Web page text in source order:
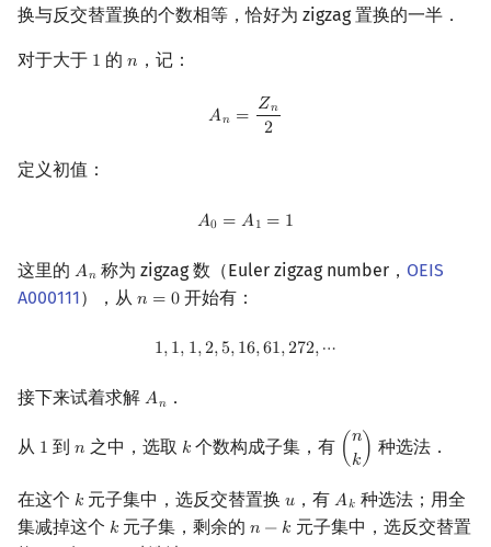
换与反交替置换的个数相等，恰好为 zigzag 置换的一半．
对于大于 1
1 的 𝑛
n ，记：
𝐴𝑛 = 𝑍𝑛
2
A n2
定义初值：
𝐴0 = 𝐴1 = 1
A0= A 1 =1
这里的 𝐴𝑛
An 称为 zigzag 数（Euler zigzag number， OEIS
A000111），从 𝑛 = 0
n =0 开始有：
1,1, 1,2,5,16,61,272,⋯
1 1,1 2, 5,16,61,272,⋯
接下来试着求解 𝐴𝑛
An ．
从 1
1 到 𝑛
n 之中，选取 𝑘
k个数构成子集，有 ( 𝑛
𝑘 )
(nk ) 种选法．
在这个 𝑘
k 元子集中，选反交替置换𝑢
u ，有 𝐴𝑘
Ak 种选法；用全
集减掉这个 𝑘
k 元子集，剩余的𝑛 − 𝑘
n −k
元子集中，选反交替置